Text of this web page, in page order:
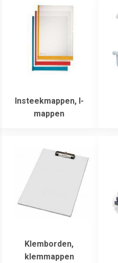
Insteekmappen, l-
mappen
Klemborden,
klemmappen